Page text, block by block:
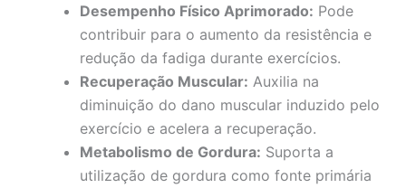
Desempenho Físico Aprimorado: Pode
contribuir para o aumento da resistência e
redução da fadiga durante exercícios.
Recuperação Muscular: Auxilia na
diminuição do dano muscular induzido pelo
exercício e acelera a recuperação.
Metabolismo de Gordura: Suporta a
utilização de gordura como fonte primária